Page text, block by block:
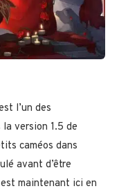
l’un des
version 1.5 de
caméos dans
avant d’être
maintenant ici en